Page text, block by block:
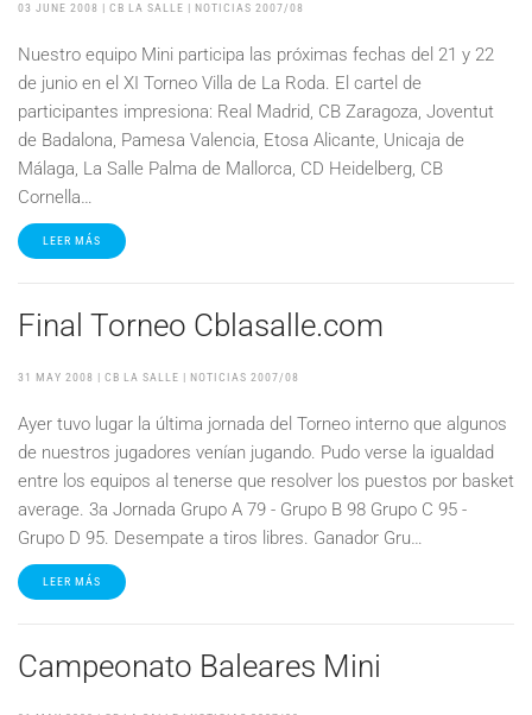
03 JUNE 2008 | CB LA SALLE | NOTICIAS 2007/08
Nuestro equipo Mini participa las próximas fechas del 21 y 22
de junio en el XI Torneo Villa de La Roda. El cartel de
participantes impresiona: Real Madrid, CB Zaragoza, Joventut
de Badalona, Pamesa Valencia, Etosa Alicante, Unicaja de
Málaga, La Salle Palma de Mallorca, CD Heidelberg, CB
Cornella…
LEER MÁS
Final Torneo Cblasalle.com
31 MAY 2008 | CB LA SALLE | NOTICIAS 2007/08
Ayer tuvo lugar la última jornada del Torneo interno que algunos
de nuestros jugadores venían jugando. Pudo verse la igualdad
entre los equipos al tenerse que resolver los puestos por basket
average. 3a Jornada Grupo A 79 - Grupo B 98 Grupo C 95 -
Grupo D 95. Desempate a tiros libres. Ganador Gru…
LEER MÁS
Campeonato Baleares Mini